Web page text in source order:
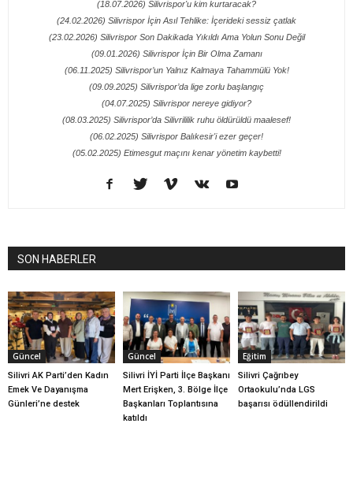
(18.07.2026) Silivrispor'u kim kurtaracak?
(24.02.2026) Silivrispor İçin Asıl Tehlike: İçerideki sessiz çatlak
(23.02.2026) Silivrispor Son Dakikada Yıkıldı Ama Yolun Sonu Değil
(09.01.2026) Silivrispor İçin Bir Olma Zamanı
(06.11.2025) Silivrispor’un Yalnız Kalmaya Tahammülü Yok!
(09.09.2025) Silivrispor’da lige zorlu başlangıç
(04.07.2025) Silivrispor nereye gidiyor?
(08.03.2025) Silivrispor’da Silivrililik ruhu öldürüldü maalesef!
(06.02.2025) Silivrispor Balıkesir'i ezer geçer!
(05.02.2025) Etimesgut maçını kenar yönetim kaybetti!
SON HABERLER
Güncel
Silivri AK Parti’den Kadın
Emek Ve Dayanışma
Günleri’ne destek
Güncel
Silivri İYİ Parti İlçe Başkanı
Mert Erişken, 3. Bölge İlçe
Başkanları Toplantısına
katıldı
Eğitim
Silivri Çağrıbey
Ortaokulu’nda LGS
başarısı ödüllendirildi